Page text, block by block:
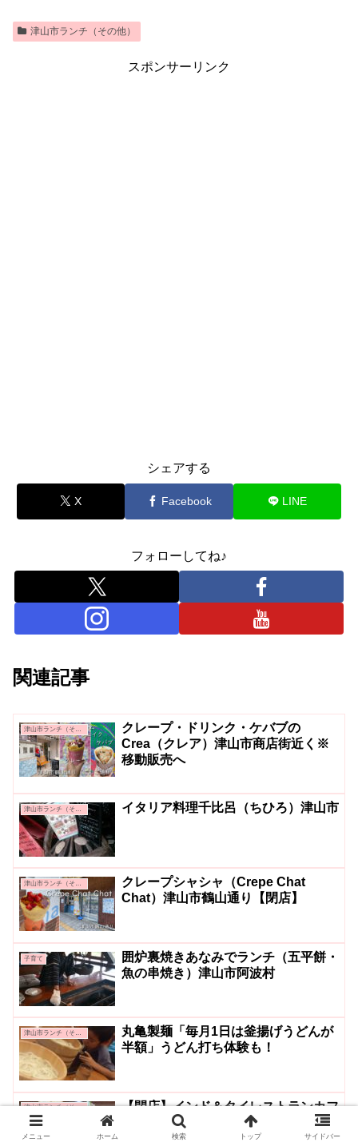
津山市ランチ（その他）
スポンサーリンク
シェアする
X Facebook LINE
フォローしてね♪
関連記事
津山市ランチ（その他）
クレープ・ドリンク・ケバブの
Crea（クレア）津山市商店街近く※
移動販売へ
津山市ランチ（その他） イタリア料理千比呂（ちひろ）津山市
津山市ランチ（その他）
クレープシャシャ（Crepe Chat
Chat）津山市鶴山通り【閉店】
子育て
囲炉裏焼きあなみでランチ（五平餅・
魚の串焼き）津山市阿波村
津山市ランチ（その他）
丸亀製麺「毎月1日は釜揚げうどんが
半額」うどん打ち体験も！
津山市ランチ（その他）
【閉店】インド＆タイレストランカフ
ェ「sham」でランチ（津山市）
メニュー ホーム 検索 トップ サイドバー